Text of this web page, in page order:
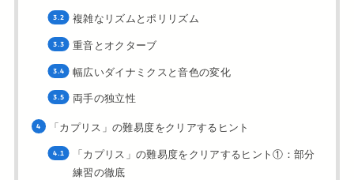
複雑なリズムとポリリズム
重音とオクターブ
幅広いダイナミクスと音色の変化
両手の独立性
「カプリス」の難易度をクリアするヒント
「カプリス」の難易度をクリアするヒント①：部分
練習の徹底